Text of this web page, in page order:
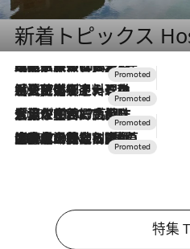
新着トピックス
2026.7.31
【ホテル帰省】という選択肢をOMOが提案。家族とほどよい距離を保つには「昼は実家、夜は気兼ねなくホテルで！」
2026.7.24
【夏限定ディナーコース】旬を迎える稚鮎や花ズッキーニなどをイタリア・トスカーナの郷土料理の手法で満喫！
2026.7.17
「土佐和ハーブかき氷」がOMO7高知に登場！生姜、山椒、大葉など目にも舌にも涼を呼ぶ郷土の味
2026.7.10
NEW OPEN！【界 草津】名湯の地に誕生。趣の異なる2種の温泉と上州ならではの会席・蕎麦割烹など美食を味わう究極の癒やし旅
特集